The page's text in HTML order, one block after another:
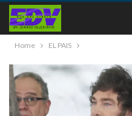
Home EL PAIS